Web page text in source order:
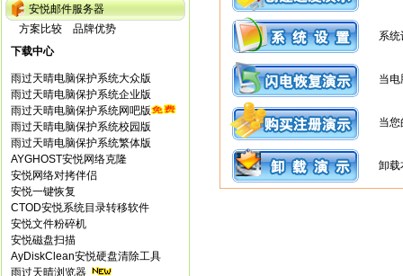
安悦邮件服务器
方案比较
品牌优势
下载中心
雨过天晴电脑保护系统大众版
雨过天晴电脑保护系统企业版
雨过天晴电脑保护系统网吧版
雨过天晴电脑保护系统校园版
雨过天晴电脑保护系统繁体版
AYGHOST安悦网络克隆
安悦网络对拷伴侣
安悦一键恢复
CTOD安悦系统目录转移软件
安悦文件粉碎机
安悦磁盘扫描
AyDiskClean安悦硬盘清除工具
雨过天晴浏览器
系
当
当
卸载